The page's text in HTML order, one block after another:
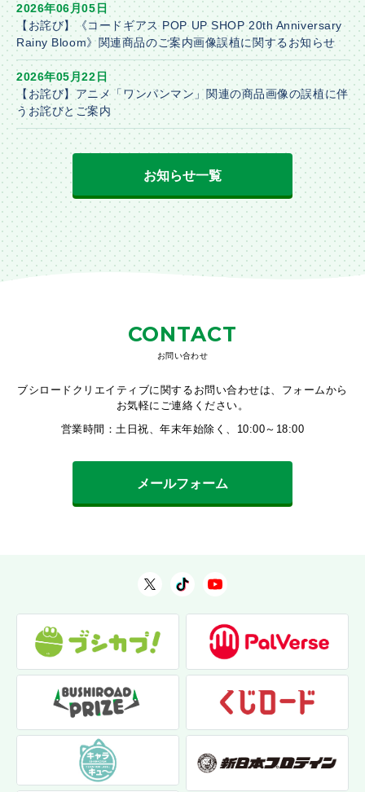
2026年06月05日
【お詫び】《コードギアス POP UP SHOP 20th Anniversary
Rainy Bloom》関連商品のご案内画像誤植に関するお知らせ
2026年05月22日
【お詫び】アニメ「ワンパンマン」関連の商品画像の誤植に伴
うお詫びとご案内
お知らせ一覧
CONTACT
お問い合わせ
ブシロードクリエイティブに関するお問い合わせは、フォームから
お気軽にご連絡ください。
営業時間：土日祝、年末年始除く、10:00～18:00
メールフォーム